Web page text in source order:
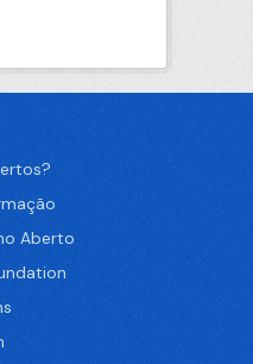
Aberto